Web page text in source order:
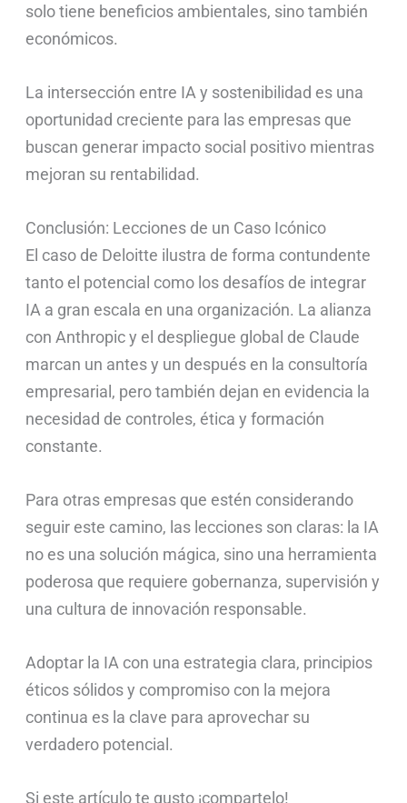
solo tiene beneficios ambientales, sino también
económicos.
La intersección entre IA y sostenibilidad es una
oportunidad creciente para las empresas que
buscan generar impacto social positivo mientras
mejoran su rentabilidad.
Conclusión: Lecciones de un Caso Icónico
El caso de Deloitte ilustra de forma contundente
tanto el potencial como los desafíos de integrar
IA a gran escala en una organización. La alianza
con Anthropic y el despliegue global de Claude
marcan un antes y un después en la consultoría
empresarial, pero también dejan en evidencia la
necesidad de controles, ética y formación
constante.
Para otras empresas que estén considerando
seguir este camino, las lecciones son claras: la IA
no es una solución mágica, sino una herramienta
poderosa que requiere gobernanza, supervisión y
una cultura de innovación responsable.
Adoptar la IA con una estrategia clara, principios
éticos sólidos y compromiso con la mejora
continua es la clave para aprovechar su
verdadero potencial.
Si este artículo te gusto ¡compartelo!